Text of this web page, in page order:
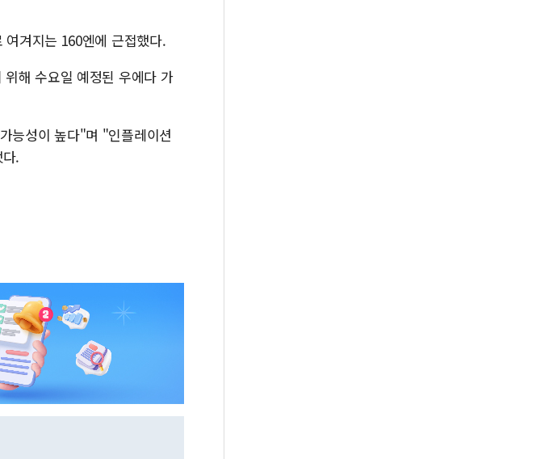
겨지는 160엔에 근접했다.
해 수요일 예정된 우에다 가
능성이 높다"며 "인플레이션
.